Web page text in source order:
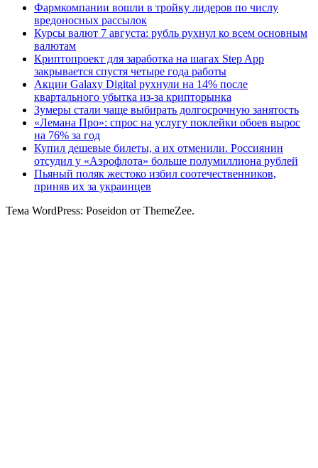
Фармкомпании вошли в тройку лидеров по числу
вредоносных рассылок
Курсы валют 7 августа: рубль рухнул ко всем основным
валютам
Криптопроект для заработка на шагах Step App
закрывается спустя четыре года работы
Акции Galaxy Digital рухнули на 14% после
квартального убытка из-за крипторынка
Зумеры стали чаще выбирать долгосрочную занятость
«Лемана Про»: спрос на услугу поклейки обоев вырос
на 76% за год
Купил дешевые билеты, а их отменили. Россиянин
отсудил у «Аэрофлота» больше полумиллиона рублей
Пьяный поляк жестоко избил соотечественников,
приняв их за украинцев
Тема WordPress: Poseidon от ThemeZee.